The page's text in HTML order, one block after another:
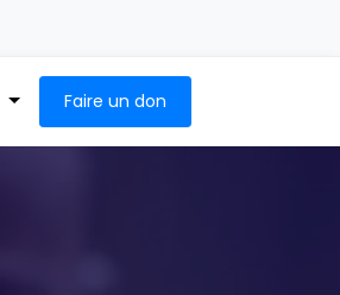
Faire un don